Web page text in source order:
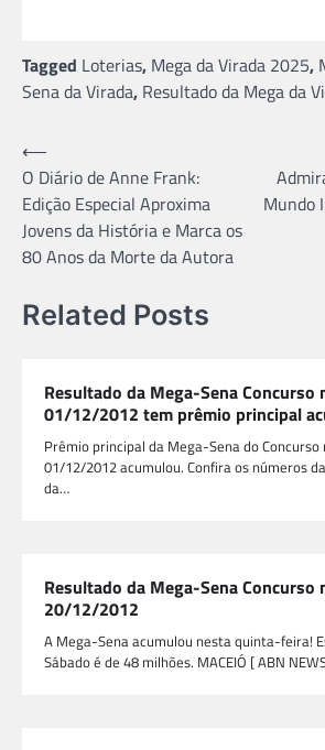
Tagged Loterias, Mega da Virada 2025,
Sena da Virada, Resultado da Mega da
Navegação
de
Post
⟵
O Diário de Anne Frank:
Edição Especial Aproxima
Jovens da História e Marca os
80 Anos da Morte da Autora
Mundo
Related Posts
Resultado da Mega-Sena Concurso
01/12/2012 tem prêmio principal
Prêmio principal da Mega-Sena do Concurso
01/12/2012 acumulou. Confira os números
da…
Resultado da Mega-Sena Concurso
20/12/2012
A Mega-Sena acumulou nesta quinta-feira!
Sábado é de 48 milhões. MACEIÓ [ ABN